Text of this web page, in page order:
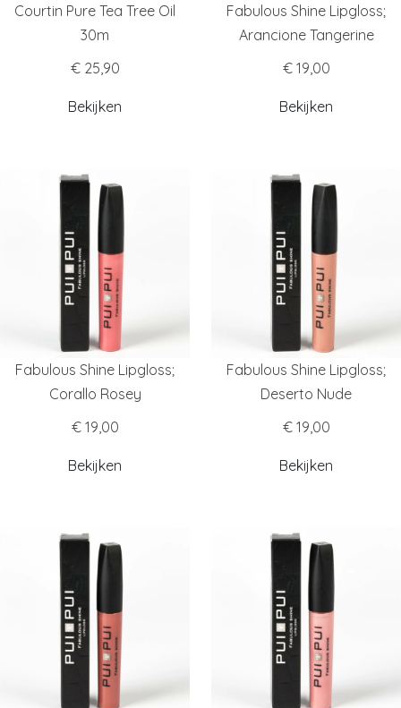
Courtin Pure Tea Tree Oil
30m
€ 25,90
Bekijken
Fabulous Shine Lipgloss;
Arancione Tangerine
€ 19,00
Bekijken
Fabulous Shine Lipgloss;
Corallo Rosey
€ 19,00
Bekijken
Fabulous Shine Lipgloss;
Deserto Nude
€ 19,00
Bekijken